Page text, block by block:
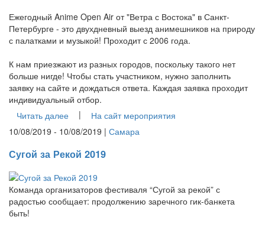
Ежегодный Anime Open Air от "Ветра с Востока" в Санкт-
Петербурге - это двухдневный выезд анимешников на природу
с палатками и музыкой! Проходит с 2006 года.
К нам приезжают из разных городов, поскольку такого нет
больше нигде! Чтобы стать участником, нужно заполнить
заявку на сайте и дождаться ответа. Каждая заявка проходит
индивидуальный отбор.
Читать далее
|
На сайт мероприятия
10/08/2019 - 10/08/2019 | Самара
Сугой за Рекой 2019
Команда организаторов фестиваля “Сугой за рекой” с
радостью сообщает: продолжению заречного гик-банкета
быть!